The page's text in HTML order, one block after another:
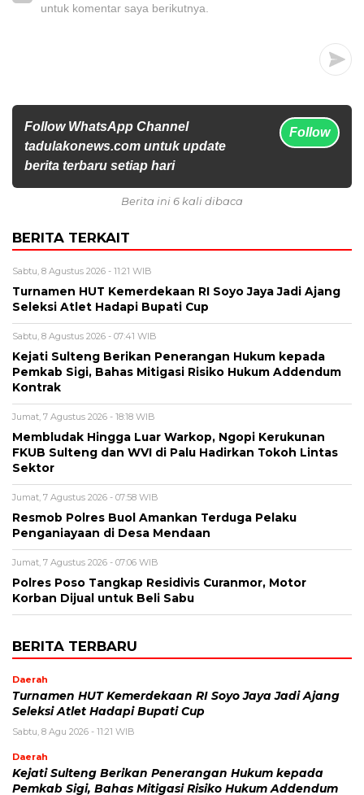
untuk komentar saya berikutnya.
Follow WhatsApp Channel
tadulakonews.com untuk update
berita terbaru setiap hari
Follow
Berita ini 6 kali dibaca
BERITA TERKAIT
Sabtu, 8 Agustus 2026 - 11:21 WIB
Turnamen HUT Kemerdekaan RI Soyo Jaya Jadi Ajang
Seleksi Atlet Hadapi Bupati Cup
Sabtu, 8 Agustus 2026 - 07:41 WIB
Kejati Sulteng Berikan Penerangan Hukum kepada
Pemkab Sigi, Bahas Mitigasi Risiko Hukum Addendum
Kontrak
Jumat, 7 Agustus 2026 - 18:18 WIB
Membludak Hingga Luar Warkop, Ngopi Kerukunan
FKUB Sulteng dan WVI di Palu Hadirkan Tokoh Lintas
Sektor
Jumat, 7 Agustus 2026 - 07:58 WIB
Resmob Polres Buol Amankan Terduga Pelaku
Penganiayaan di Desa Mendaan
Jumat, 7 Agustus 2026 - 07:06 WIB
Polres Poso Tangkap Residivis Curanmor, Motor
Korban Dijual untuk Beli Sabu
BERITA TERBARU
Daerah
Turnamen HUT Kemerdekaan RI Soyo Jaya Jadi Ajang
Seleksi Atlet Hadapi Bupati Cup
Sabtu, 8 Agu 2026 - 11:21 WIB
Daerah
Kejati Sulteng Berikan Penerangan Hukum kepada
Pemkab Sigi, Bahas Mitigasi Risiko Hukum Addendum